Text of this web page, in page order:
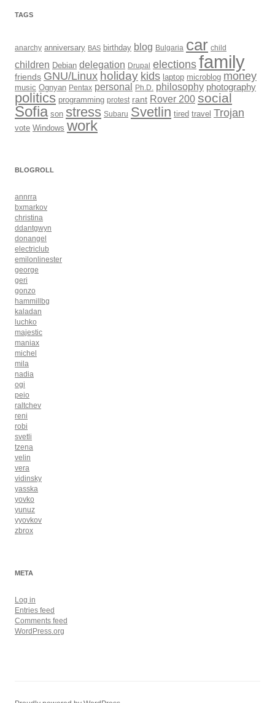
TAGS
anarchy anniversary BAS birthday blog Bulgaria car child
children Debian delegation Drupal elections family
friends GNU/Linux holiday kids laptop microblog money
music Ognyan Pentax personal Ph.D. philosophy photography
politics programming protest rant Rover 200 social
Sofia son stress Subaru Svetlin tired travel Trojan
vote Windows work
BLOGROLL
annrra
bxmarkov
christina
ddantgwyn
donangel
electriclub
emilonlinester
george
geri
gonzo
hammillbg
kaladan
luchko
majestic
maniax
michel
mila
nadia
ogi
peio
raltchev
reni
robi
svetli
tzena
velin
vera
vidinsky
yasska
yovko
yunuz
yyovkov
zbrox
META
Log in
Entries feed
Comments feed
WordPress.org